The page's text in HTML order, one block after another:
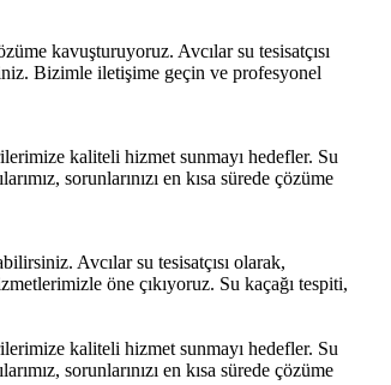
kavuşturuyoruz. Avcılar su tesisatçısı
Bizimle iletişime geçin ve profesyonel
kaliteli hizmet sunmayı hedefler. Su
sorunlarınızı en kısa sürede çözüme
Avcılar su tesisatçısı olarak,
öne çıkıyoruz. Su kaçağı tespiti,
kaliteli hizmet sunmayı hedefler. Su
sorunlarınızı en kısa sürede çözüme